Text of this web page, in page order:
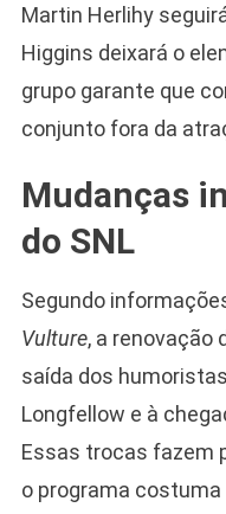
Martin Herlihy
Higgins deixará o
grupo garante que
conjunto fora da
Mudanças
do SNL
Segundo
Vulture, a renovação
saída dos
Longfellow e à
Essas trocas fazem
o programa